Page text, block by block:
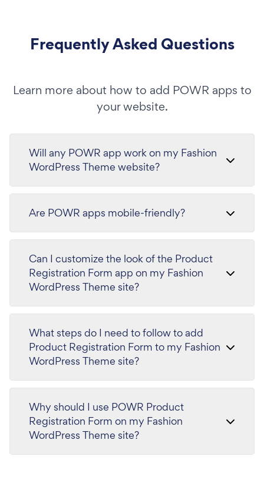
Frequently Asked Questions
Learn more about how to add POWR apps to
your website.
Will any POWR app work on my Fashion
WordPress Theme website?
Are POWR apps mobile-friendly?
Can I customize the look of the Product
Registration Form app on my Fashion
WordPress Theme site?
What steps do I need to follow to add
Product Registration Form to my Fashion
WordPress Theme site?
Why should I use POWR Product
Registration Form on my Fashion
WordPress Theme site?